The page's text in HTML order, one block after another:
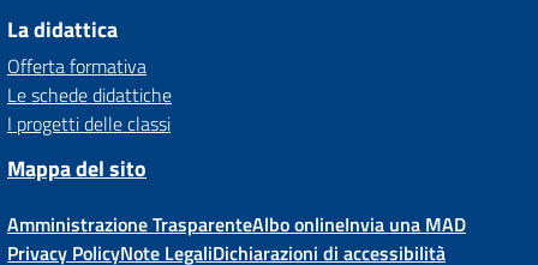
La didattica
Offerta formativa
Le schede didattiche
I progetti delle classi
Mappa del sito
Amministrazione TrasparenteAlbo onlineInvia una MAD
Privacy PolicyNote LegaliDichiarazioni di accessibilità